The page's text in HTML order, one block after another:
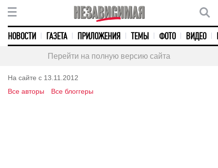
НОВОСТИ ГАЗЕТА ПРИЛОЖЕНИЯ ТЕМЫ ФОТО ВИДЕО
Перейти на полную версию сайта
На сайте с 13.11.2012
Все авторы
Все блоггеры